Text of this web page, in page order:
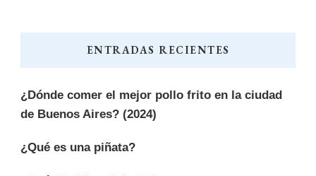
ENTRADAS RECIENTES
¿Dónde comer el mejor pollo frito en la ciudad
de Buenos Aires? (2024)
¿Qué es una piñata?